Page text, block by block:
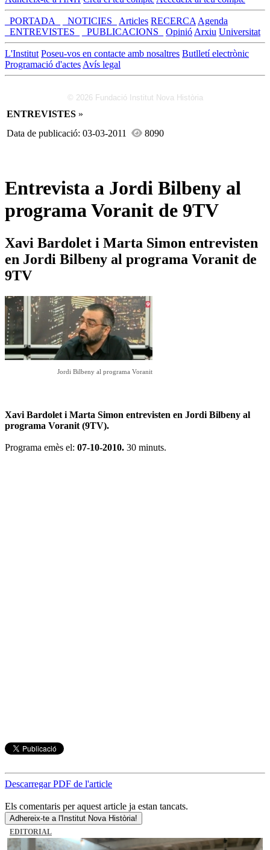
_PORTADA_ _NOTICIES_ Articles RECERCA Agenda
_ENTREVISTES_
_PUBLICACIONS_ Opinió Arxiu Universitat
L'Institut Poseu-vos en contacte amb nosaltres Butlletí electrònic
Programació d'actes Avís legal
© 2026 Fundació Institut Nova Història
ENTREVISTES »
Data de publicació: 03-03-2011
8090
Entrevista a Jordi Bilbeny al
programa Voranit de 9TV
Xavi Bardolet i Marta Simon entrevisten
en Jordi Bilbeny al programa Voranit de
9TV
Jordi Bilbeny al programa Voranit
Xavi Bardolet i Marta Simon entrevisten en Jordi Bilbeny al
programa Voranit (9TV).
Programa emès el: 07-10-2010. 30 minuts.
Descarregar PDF de l'article
Els comentaris per aquest article ja estan tancats.
Adhereix-te a l'Institut Nova Història!
EDITORIAL